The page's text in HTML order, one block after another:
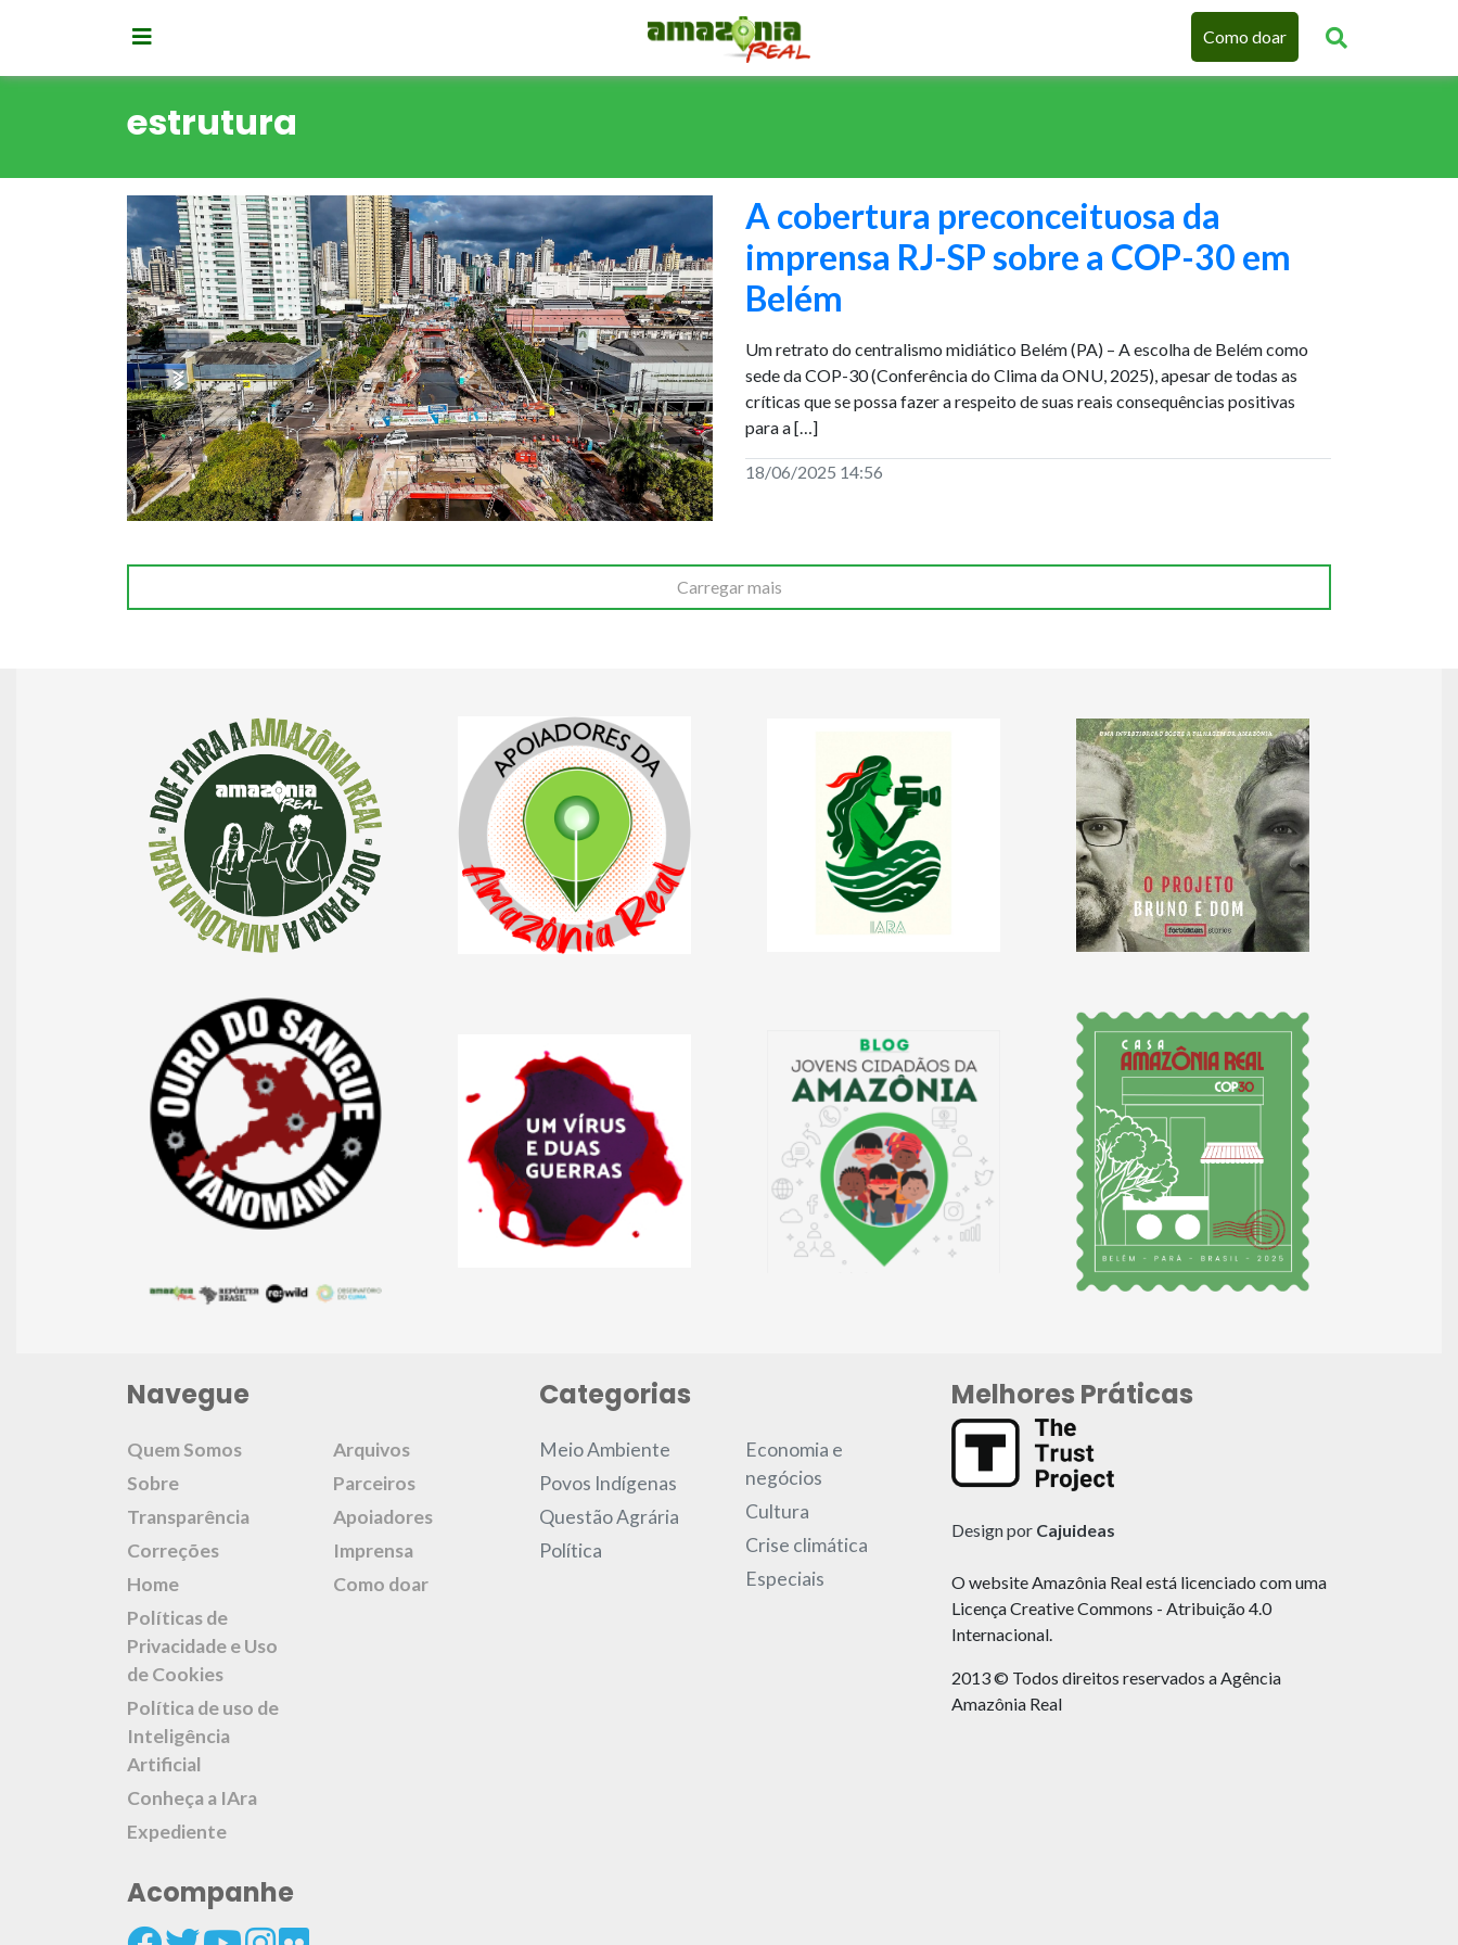
Como doar
estrutura
A cobertura preconceituosa da
imprensa RJ-SP sobre a COP-30 em
Belém
Um retrato do centralismo midiático Belém (PA) – A escolha de Belém como
sede da COP-30 (Conferência do Clima da ONU, 2025), apesar de todas as
críticas que se possa fazer a respeito de suas reais consequências positivas
para a […]
18/06/2025 14:56
Carregar mais
Navegue
Quem Somos
Sobre
Transparência
Correções
Home
Políticas de
Privacidade e Uso
de Cookies
Política de uso de
Inteligência
Artificial
Conheça a IAra
Expediente
Arquivos
Parceiros
Apoiadores
Imprensa
Como doar
Acompanhe
Categorias
Meio Ambiente
Povos Indígenas
Questão Agrária
Política
Economia e
negócios
Cultura
Crise climática
Especiais
Melhores Práticas
Design por Cajuideas
O website Amazônia Real está licenciado com uma
Licença Creative Commons - Atribuição 4.0
Internacional.
2013 © Todos direitos reservados a Agência
Amazônia Real